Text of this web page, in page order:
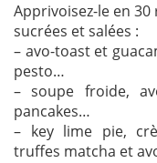
Apprivoisez-le en
sucrées et salées :
– avo-toast et
pesto…
– soupe froide,
pancakes…
– key lime pie,
truffes matcha et